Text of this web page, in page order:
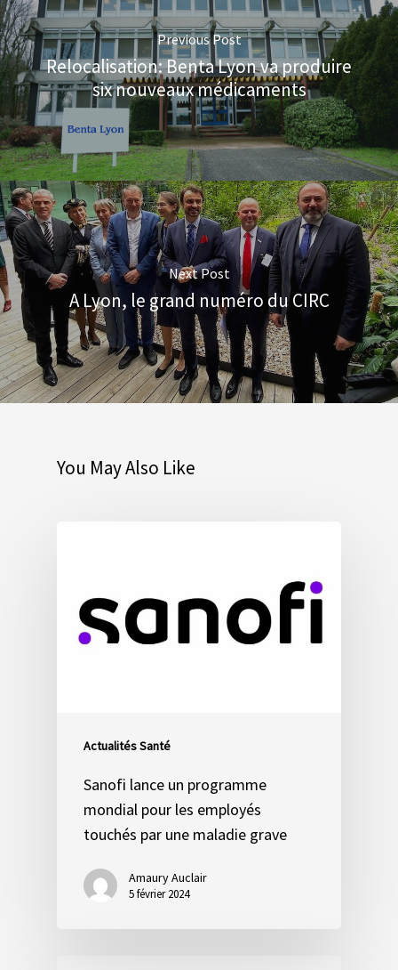
Previous Post
Relocalisation: Benta Lyon va produire
six nouveaux médicaments
Next Post
A Lyon, le grand numéro du CIRC
You May Also Like
Actualités Santé
Sanofi lance un programme
mondial pour les employés
touchés par une maladie grave
Amaury Auclair
5 février 2024